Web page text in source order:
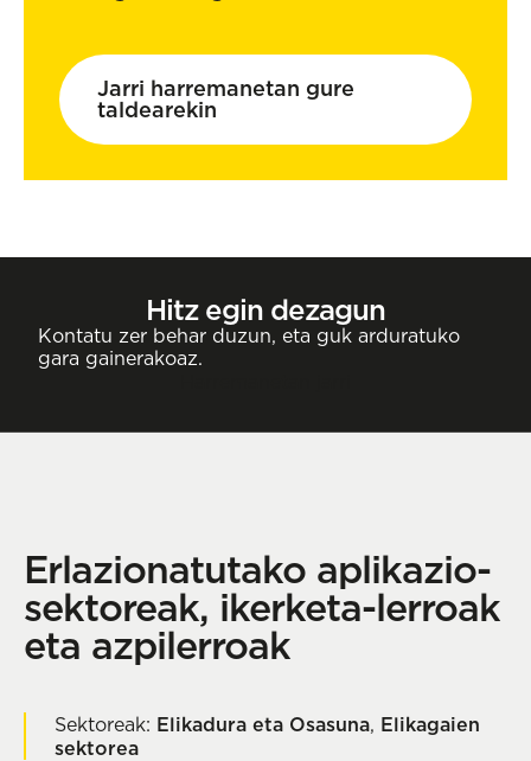
Jarri harremanetan gure
taldearekin
Hitz egin dezagun
Kontatu zer behar duzun, eta guk arduratuko
gara gainerakoaz.
Erlazionatutako aplikazio-
sektoreak, ikerketa-lerroak
eta azpilerroak
Sektoreak: Elikadura eta Osasuna, Elikagaien
sektorea